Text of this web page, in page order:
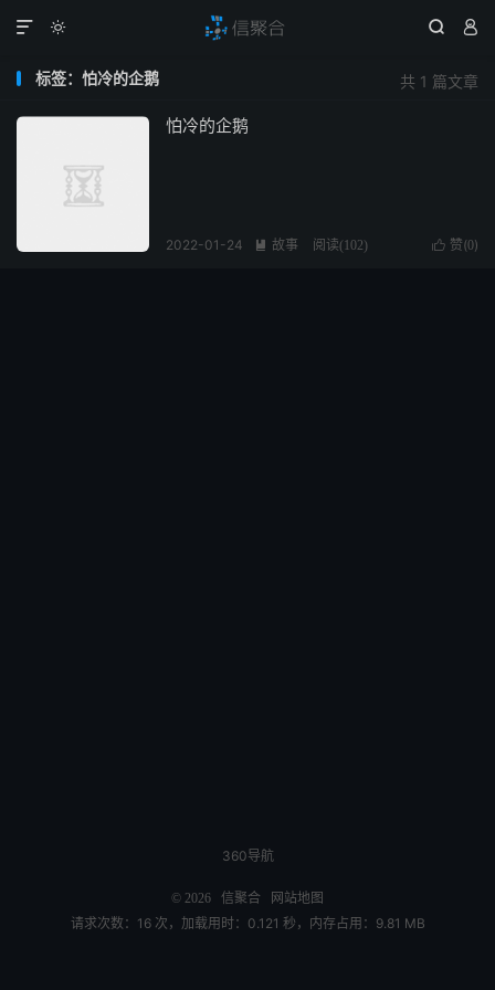
  

共 1 篇文章
标签：怕冷的企鹅
怕冷的企鹅
 赞(0)
2022-01-24  故事 阅读(102)
360导航
© 2026 信聚合 网站地图
请求次数：16 次，加载用时：0.121 秒，内存占用：9.81 MB